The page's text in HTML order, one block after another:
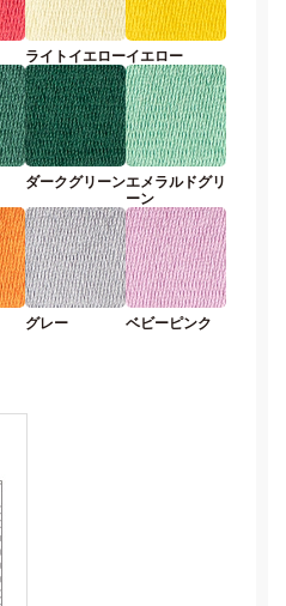
ライトイエローイエロー
ダークグリーンエメラルドグリ
ーン
グレー ベビーピンク